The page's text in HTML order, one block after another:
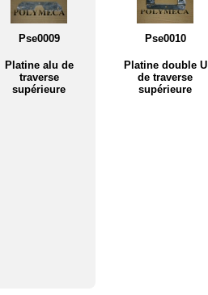
Pse0009
Platine alu de
traverse
supérieure
Pse0010
Platine double U
de traverse
supérieure